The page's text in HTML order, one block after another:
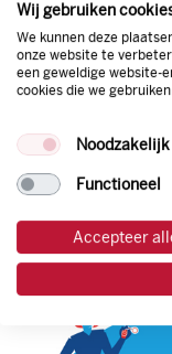
van de laagste
laadpas
Wij gebruiken
We kunnen deze
onze website te
een geweldige website-
cookies die we
Noodzakelijk
Functioneel
Accepteer